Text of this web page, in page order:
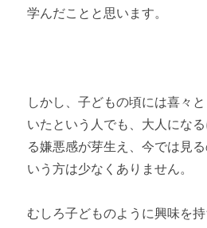
学んだことと思います。
しかし、子どもの頃には喜々
いたという人でも、大人にな
る嫌悪感が芽生え、今では見
いう方は少なくありません。
むしろ子どものように興味を